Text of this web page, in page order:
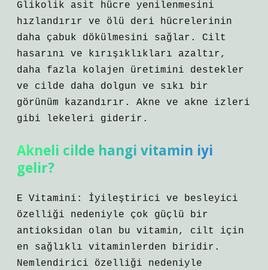
Glikolik asit hücre yenilenmesini
hızlandırır ve ölü deri hücrelerinin
daha çabuk dökülmesini sağlar. Cilt
hasarını ve kırışıklıkları azaltır,
daha fazla kolajen üretimini destekler
ve cilde daha dolgun ve sıkı bir
görünüm kazandırır. Akne ve akne izleri
gibi lekeleri giderir.
Akneli cilde hangi vitamin iyi
gelir?
E Vitamini: İyileştirici ve besleyici
özelliği nedeniyle çok güçlü bir
antioksidan olan bu vitamin, cilt için
en sağlıklı vitaminlerden biridir.
Nemlendirici özelliği nedeniyle